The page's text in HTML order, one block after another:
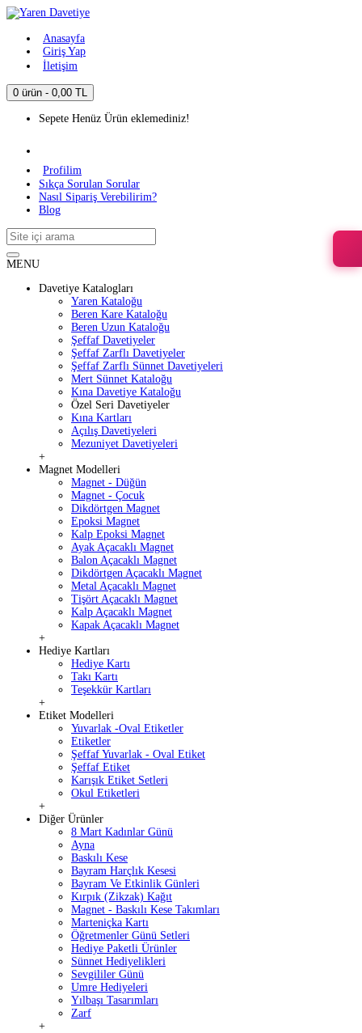
Anasayfa
Giriş Yap
İletişim
0 ürün - 0,00 TL
Sepete Henüz Ürün eklemediniz!
Profilim
Sıkça Sorulan Sorular
Nasıl Sipariş Verebilirim?
Blog
MENU
Davetiye Katalogları
Yaren Kataloğu
Beren Kare Kataloğu
Beren Uzun Kataloğu
Şeffaf Davetiyeler
Şeffaf Zarflı Davetiyeler
Şeffaf Zarflı Sünnet Davetiyeleri
Mert Sünnet Kataloğu
Kına Davetiye Kataloğu
Özel Seri Davetiyeler
Kına Kartları
Açılış Davetiyeleri
Mezuniyet Davetiyeleri
+
Magnet Modelleri
Magnet - Düğün
Magnet - Çocuk
Dikdörtgen Magnet
Epoksi Magnet
Kalp Epoksi Magnet
Ayak Açacaklı Magnet
Balon Açacaklı Magnet
Dikdörtgen Açacaklı Magnet
Metal Açacaklı Magnet
Tişört Açacaklı Magnet
Kalp Açacaklı Magnet
Kapak Açacaklı Magnet
+
Hediye Kartları
Hediye Kartı
Takı Kartı
Teşekkür Kartları
+
Etiket Modelleri
Yuvarlak -Oval Etiketler
Etiketler
Şeffaf Yuvarlak - Oval Etiket
Şeffaf Etiket
Karışık Etiket Setleri
Okul Etiketleri
+
Diğer Ürünler
8 Mart Kadınlar Günü
Ayna
Baskılı Kese
Bayram Harçlık Kesesi
Bayram Ve Etkinlik Günleri
Kırpık (Zikzak) Kağıt
Magnet - Baskılı Kese Takımları
Marteniçka Kartı
Öğretmenler Günü Setleri
Hediye Paketli Ürünler
Sünnet Hediyelikleri
Sevgililer Günü
Umre Hediyeleri
Yılbaşı Tasarımları
Zarf
+